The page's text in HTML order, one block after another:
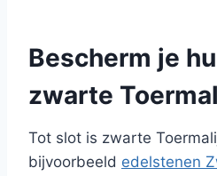
Bescherm je
zwarte
Tot slot is zwarte
bijvoorbeeld edelstenen